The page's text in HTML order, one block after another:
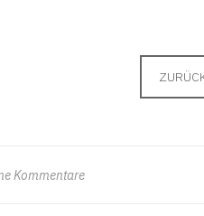
Kommentare